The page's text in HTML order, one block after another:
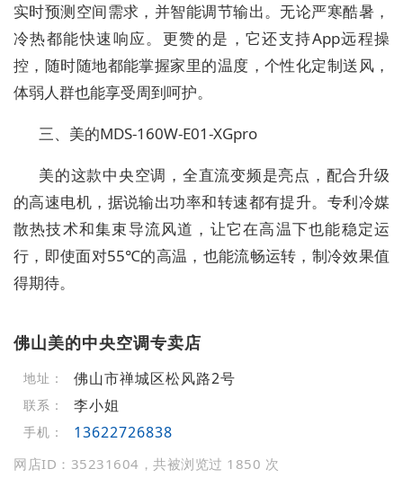
实时预测空间需求，并智能调节输出。无论严寒酷暑，
冷热都能快速响应。更赞的是，它还支持App远程操
控，随时随地都能掌握家里的温度，个性化定制送风，
体弱人群也能享受周到呵护。
三、美的MDS-160W-E01-XGpro
美的这款中央空调，全直流变频是亮点，配合升级
的高速电机，据说输出功率和转速都有提升。专利冷媒
散热技术和集束导流风道，让它在高温下也能稳定运
行，即使面对55℃的高温，也能流畅运转，制冷效果值
得期待。
佛山美的中央空调专卖店
地址： 佛山市禅城区松风路2号
联系： 李小姐
手机： 13622726838
网店ID：35231604，共被浏览过 1850 次